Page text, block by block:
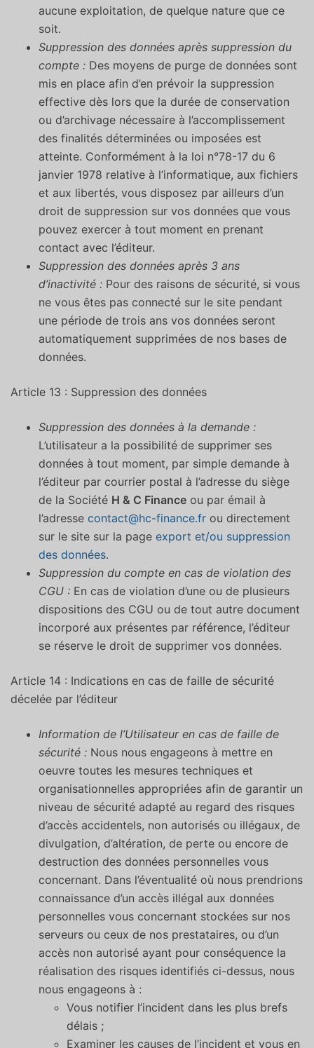
aucune exploitation, de quelque nature que ce
soit.
Suppression des données après suppression du
compte : Des moyens de purge de données sont
mis en place afin d’en prévoir la suppression
effective dès lors que la durée de conservation
ou d’archivage nécessaire à l’accomplissement
des finalités déterminées ou imposées est
atteinte. Conformément à la loi n°78-17 du 6
janvier 1978 relative à l’informatique, aux fichiers
et aux libertés, vous disposez par ailleurs d’un
droit de suppression sur vos données que vous
pouvez exercer à tout moment en prenant
contact avec l’éditeur.
Suppression des données après 3 ans
d’inactivité : Pour des raisons de sécurité, si vous
ne vous êtes pas connecté sur le site pendant
une période de trois ans vos données seront
automatiquement supprimées de nos bases de
données.
Article 13 : Suppression des données
Suppression des données à la demande :
L’utilisateur a la possibilité de supprimer ses
données à tout moment, par simple demande à
l’éditeur par courrier postal à l’adresse du siège
de la Société H & C Finance ou par émail à
l’adresse contact@hc-finance.fr ou directement
sur le site sur la page export et/ou suppression
des données.
Suppression du compte en cas de violation des
CGU : En cas de violation d’une ou de plusieurs
dispositions des CGU ou de tout autre document
incorporé aux présentes par référence, l’éditeur
se réserve le droit de supprimer vos données.
Article 14 : Indications en cas de faille de sécurité
décelée par l’éditeur
Information de l’Utilisateur en cas de faille de
sécurité : Nous nous engageons à mettre en
oeuvre toutes les mesures techniques et
organisationnelles appropriées afin de garantir un
niveau de sécurité adapté au regard des risques
d’accès accidentels, non autorisés ou illégaux, de
divulgation, d’altération, de perte ou encore de
destruction des données personnelles vous
concernant. Dans l’éventualité où nous prendrions
connaissance d’un accès illégal aux données
personnelles vous concernant stockées sur nos
serveurs ou ceux de nos prestataires, ou d’un
accès non autorisé ayant pour conséquence la
réalisation des risques identifiés ci-dessus, nous
nous engageons à :
Vous notifier l’incident dans les plus brefs
délais ;
Examiner les causes de l’incident et vous en